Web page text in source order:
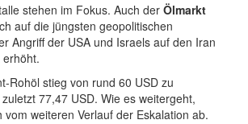
stehen im Fokus. Auch der Ölmarkt
auf die jüngsten geopolitischen
Angriff der USA und Israels auf den Iran
Rohöl stieg von rund 60 USD zu
77,47 USD. Wie es weitergeht,
vom weiteren Verlauf der Eskalation ab.